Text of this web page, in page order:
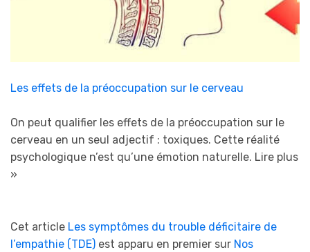
Les effets de la préoccupation sur le cerveau
On peut qualifier les effets de la préoccupation sur le
cerveau en un seul adjectif : toxiques. Cette réalité
psychologique n’est qu’une émotion naturelle. Lire plus
»
Cet article Les symptômes du trouble déficitaire de
l’empathie (TDE) est apparu en premier sur Nos